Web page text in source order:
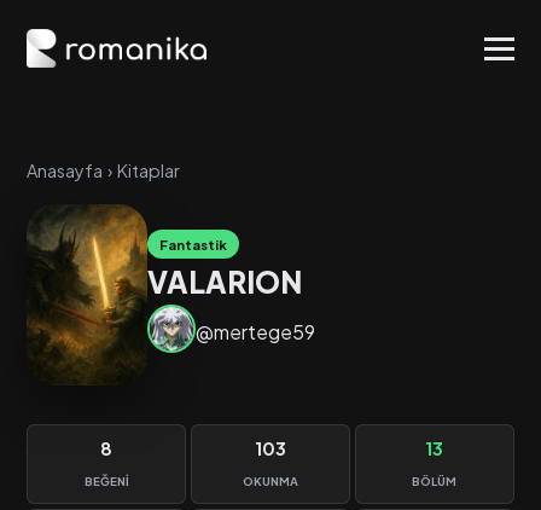
Anasayfa › Kitaplar
Fantastik
VALARION
@mertege59
8
BEĞENI
103
OKUNMA
13
BÖLÜM